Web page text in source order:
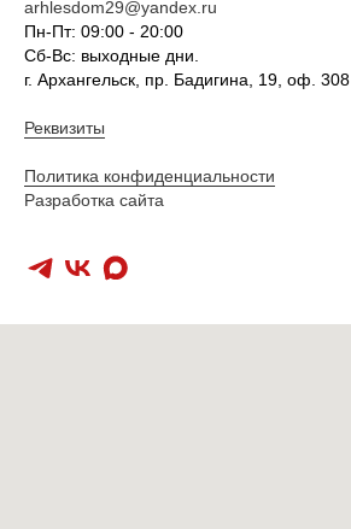
arhlesdom29@yandex.ru
Пн-Пт: 09:00 - 20:00
Сб-Вс: выходные дни.
г. Архангельск, пр. Бадигина, 19, оф. 308
Реквизиты
Политика конфиденциальности
Разработка сайта